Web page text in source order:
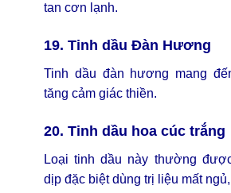
tan cơn lạnh.
19. Tinh dầu Đàn Hương
Tinh dầu đàn hương mang
tăng cảm giác thiền.
20. Tinh dầu hoa cúc trắng
Loại tinh dầu này thường
dịp đặc biệt dùng trị liệu mất